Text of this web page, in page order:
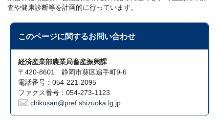
査や健康診断等を計画的に行っています。
このページに関するお問い合わせ
経済産業部農業局畜産振興課
〒420-8601 静岡市葵区追手町9-6
電話番号：054-221-2095
ファクス番号：054-273-1123
chikusan@pref.shizuoka.lg.jp